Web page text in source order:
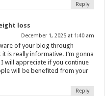
Reply
loss
December 1, 2025 at 1:40 am
of your blog through
is really informative. I’m gonna
will appreciate if you continue
will be benefited from your
Reply